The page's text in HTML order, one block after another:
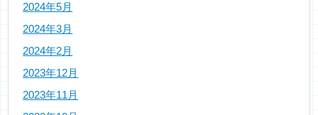
2024年5月
2024年3月
2024年2月
2023年12月
2023年11月